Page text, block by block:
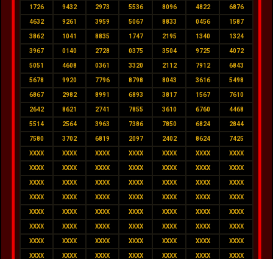
1726 9432 2973 5536 8096 4822 6876
4632 9261 3959 5067 8833 0456 1587
3862 1041 8835 1747 2195 1340 1324
3967 0140 2728 0375 3504 9725 4072
5051 4608 0361 3320 2112 7912 6843
5678 9920 7796 8798 8043 3616 5498
6867 2982 8991 6893 3817 1567 7610
2642 8621 2741 7855 3610 6760 4468
5514 2564 3963 7386 7850 6824 2844
7580 3702 6819 2097 2402 8624 7425
XXXX XXXX XXXX XXXX XXXX XXXX XXXX
XXXX XXXX XXXX XXXX XXXX XXXX XXXX
XXXX XXXX XXXX XXXX XXXX XXXX XXXX
XXXX XXXX XXXX XXXX XXXX XXXX XXXX
XXXX XXXX XXXX XXXX XXXX XXXX XXXX
XXXX XXXX XXXX XXXX XXXX XXXX XXXX
XXXX XXXX XXXX XXXX XXXX XXXX XXXX
XXXX XXXX XXXX XXXX XXXX XXXX XXXX